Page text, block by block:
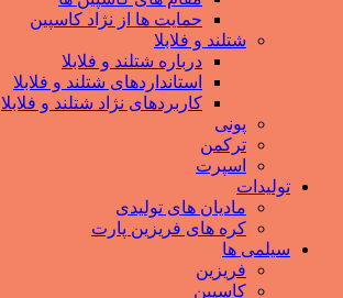
حمایت ها از نژاد کاسپین
شتلند و فلابلا
درباره شتلند و فلابلا
استانداردهای شتلند و فلابلا
کاربردهای نژاد شتلند و فلابلا
پونی
ترکمن
اسپرت
تولیدات
مادیان های تولیدی
کره های فریزین پارت
سیلمی ها
فریزین
کاسپین